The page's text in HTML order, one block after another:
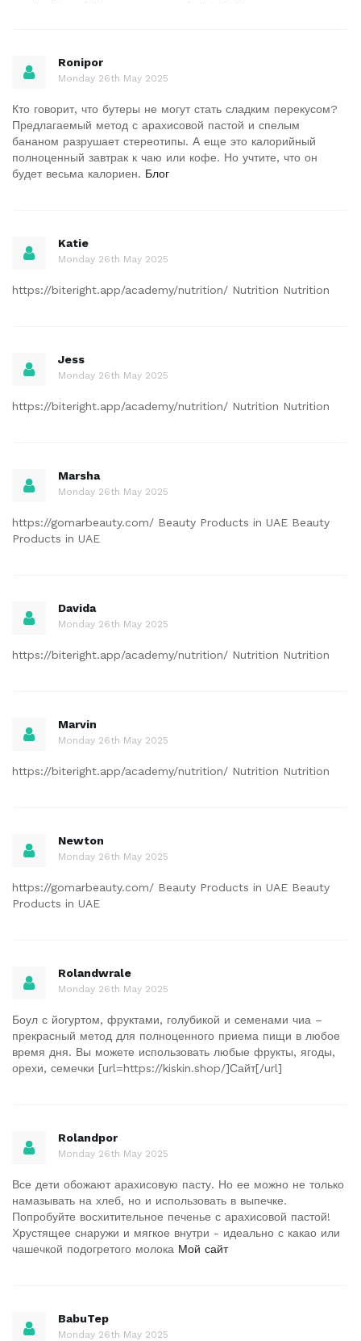
Ronipor
Monday 26th May 2025
Кто говорит, что бутеры не могут стать сладким перекусом?
Предлагаемый метод с арахисовой пастой и спелым
бананом разрушает стереотипы. А еще это калорийный
полноценный завтрак к чаю или кофе. Но учтите, что он
будет весьма калориен. Блог
Katie
Monday 26th May 2025
https://biteright.app/academy/nutrition/ Nutrition Nutrition
Jess
Monday 26th May 2025
https://biteright.app/academy/nutrition/ Nutrition Nutrition
Marsha
Monday 26th May 2025
https://gomarbeauty.com/ Beauty Products in UAE Beauty
Products in UAE
Davida
Monday 26th May 2025
https://biteright.app/academy/nutrition/ Nutrition Nutrition
Marvin
Monday 26th May 2025
https://biteright.app/academy/nutrition/ Nutrition Nutrition
Newton
Monday 26th May 2025
https://gomarbeauty.com/ Beauty Products in UAE Beauty
Products in UAE
Rolandwrale
Monday 26th May 2025
Боул с йогуртом, фруктами, голубикой и семенами чиа –
прекрасный метод для полноценного приема пищи в любое
время дня. Вы можете использовать любые фрукты, ягоды,
орехи, семечки [url=https://kiskin.shop/]Сайт[/url]
Rolandpor
Monday 26th May 2025
Все дети обожают арахисовую пасту. Но ее можно не только
намазывать на хлеб, но и использовать в выпечке.
Попробуйте восхитительное печенье с арахисовой пастой!
Хрустящее снаружи и мягкое внутри - идеально с какао или
чашечкой подогретого молока Мой сайт
BabuTep
Monday 26th May 2025